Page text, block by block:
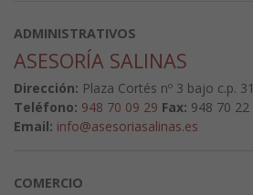
ADMINISTRATIVOS
ASESORÍA SALINAS
Dirección: Plaza Cortés nº 3 bajo c.p.
Teléfono: 948 70 09 29 Fax: 948 70 22
Email: info@asesoriasalinas.es
COMERCIO